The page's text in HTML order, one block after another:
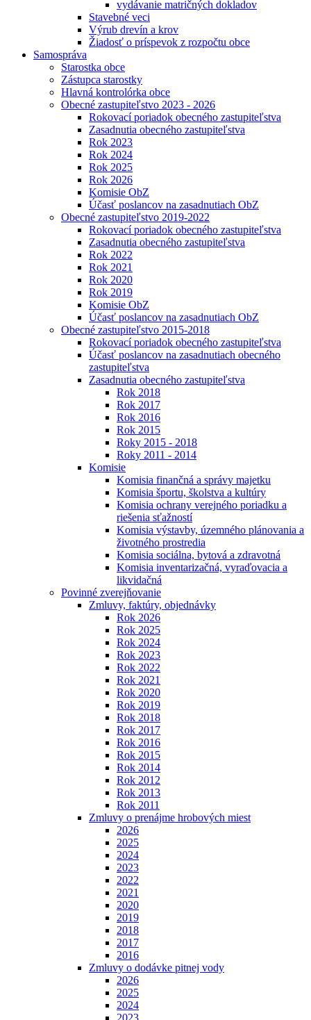
vydávanie matričných dokladov
Stavebné veci
Výrub drevín a krov
Žiadosť o príspevok z rozpočtu obce
Samospráva
Starostka obce
Zástupca starostky
Hlavná kontrolórka obce
Obecné zastupiteľstvo 2023 - 2026
Rokovací poriadok obecného zastupiteľstva
Zasadnutia obecného zastupiteľstva
Rok 2023
Rok 2024
Rok 2025
Rok 2026
Komisie ObZ
Účasť poslancov na zasadnutiach ObZ
Obecné zastupiteľstvo 2019-2022
Rokovací poriadok obecného zastupiteľstva
Zasadnutia obecného zastupiteľstva
Rok 2022
Rok 2021
Rok 2020
Rok 2019
Komisie ObZ
Účasť poslancov na zasadnutiach ObZ
Obecné zastupiteľstvo 2015-2018
Rokovací poriadok obecného zastupiteľstva
Účasť poslancov na zasadnutiach obecného
zastupiteľstva
Zasadnutia obecného zastupiteľstva
Rok 2018
Rok 2017
Rok 2016
Rok 2015
Roky 2015 - 2018
Roky 2011 - 2014
Komisie
Komisia finančná a správy majetku
Komisia športu, školstva a kultúry
Komisia ochrany verejného poriadku a
riešenia sťažností
Komisia výstavby, územného plánovania a
životného prostredia
Komisia sociálna, bytová a zdravotná
Komisia inventarizačná, vyraďovacia a
likvidačná
Povinné zverejňovanie
Zmluvy, faktúry, objednávky
Rok 2026
Rok 2025
Rok 2024
Rok 2023
Rok 2022
Rok 2021
Rok 2020
Rok 2019
Rok 2018
Rok 2017
Rok 2016
Rok 2015
Rok 2014
Rok 2012
Rok 2013
Rok 2011
Zmluvy o prenájme hrobových miest
2026
2025
2024
2023
2022
2021
2020
2019
2018
2017
2016
Zmluvy o dodávke pitnej vody
2026
2025
2024
2023